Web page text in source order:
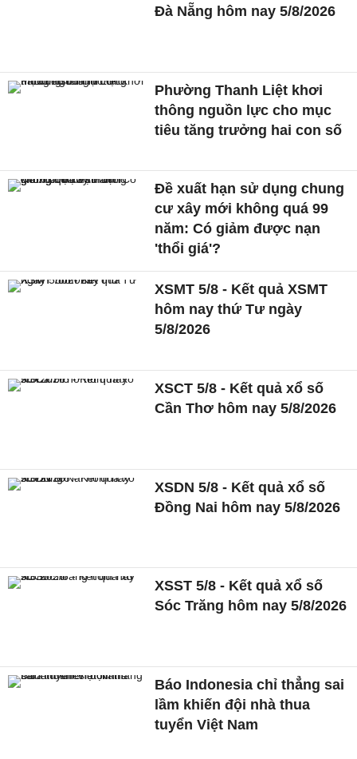
Đà Nẵng hôm nay 5/8/2026
Phường Thanh Liệt khơi
thông nguồn lực cho mục
tiêu tăng trưởng hai con số
Đề xuất hạn sử dụng chung
cư xây mới không quá 99
năm: Có giảm được nạn
'thổi giá'?
XSMT 5/8 - Kết quả XSMT
hôm nay thứ Tư ngày
5/8/2026
XSCT 5/8 - Kết quả xổ số
Cần Thơ hôm nay 5/8/2026
XSDN 5/8 - Kết quả xổ số
Đồng Nai hôm nay 5/8/2026
XSST 5/8 - Kết quả xổ số
Sóc Trăng hôm nay 5/8/2026
Báo Indonesia chỉ thẳng sai
lầm khiến đội nhà thua
tuyển Việt Nam